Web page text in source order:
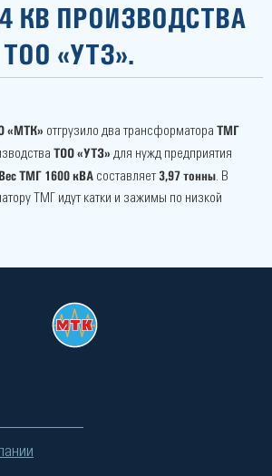
КВ ПРОИЗВОДСТВА
ТОО «УТЗ».
«МТК» отгрузило два трансформатора ТМГ
ТОО «УТЗ» для нужд предприятия
Вес ТМГ 1600 кВА составляет 3,97 тонны. В
ТМГ идут катки и зажимы по низкой